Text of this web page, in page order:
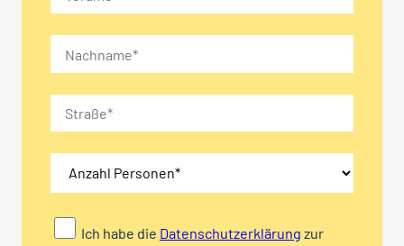
Ich habe die Datenschutzerklärung zur